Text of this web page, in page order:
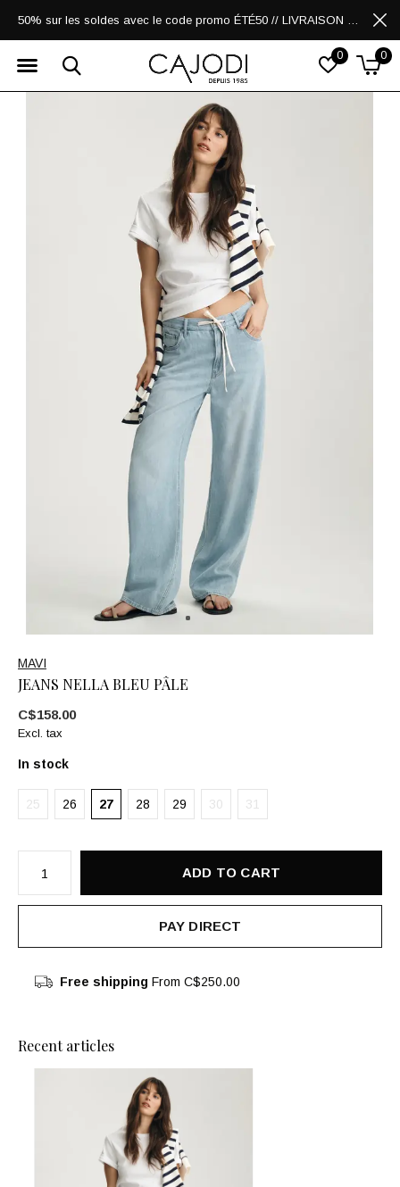
0 0
50% sur les soldes avec le code promo ÉTÉ50 // LIVRAISON GRATUITE POUR LES ACHATS DE 250$ ET PLUS
MAVI
JEANS NELLA BLEU PÂLE
C$158.00
Excl. tax
In stock
25 26 27 28 29 30 31
ADD TO CART
PAY DIRECT
Free shipping From C$250.00
Recent articles